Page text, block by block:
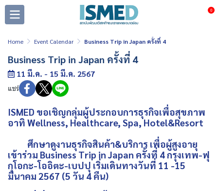
0
Home Event Calendar Business Trip in Japan ครั้งที่ 4
Business Trip in Japan ครั้งที่ 4
11 มี.ค. - 15 มี.ค. 2567
แชร์
ISMED ขอเชิญกลุ่มผู้ประกอบการธุรกิจเพื่อสุขภาพ
อาทิ Wellness, Healthcare, Spa, Hotel&Resort
ศึกษาดูงานธุรกิจสินค้า&บริการ เพื่อผู้สูงอายุ
เข้าร่วม Business Trip in Japan ครั้งที่ 4 กรุงเทพ-ฟุ
กุโอกะ-โออิตะ-เบปปุ เริ่มเดินทางวันที่ 11 -15
มีนาคม 2567 (5 วัน 4 คืน)